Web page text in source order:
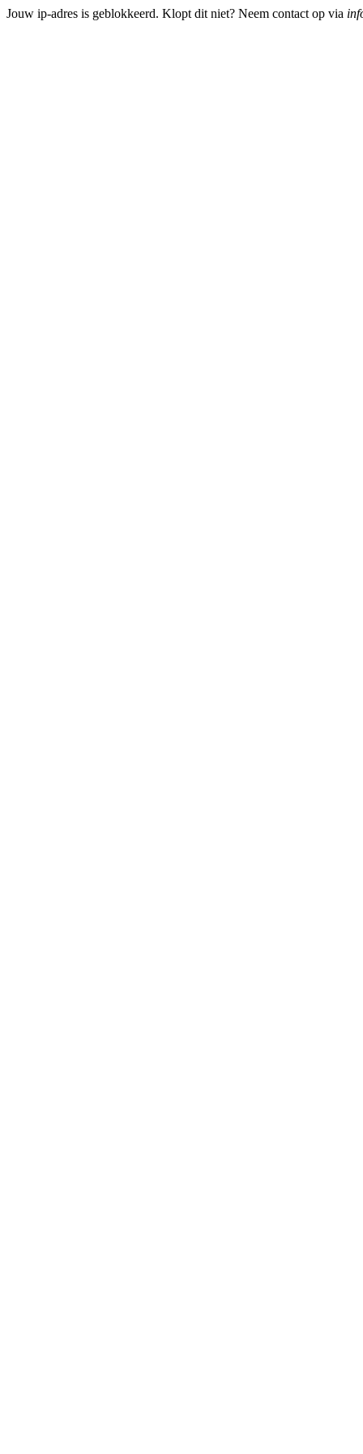
Jouw ip-adres is geblokkeerd. Klopt dit niet? Neem contact op via